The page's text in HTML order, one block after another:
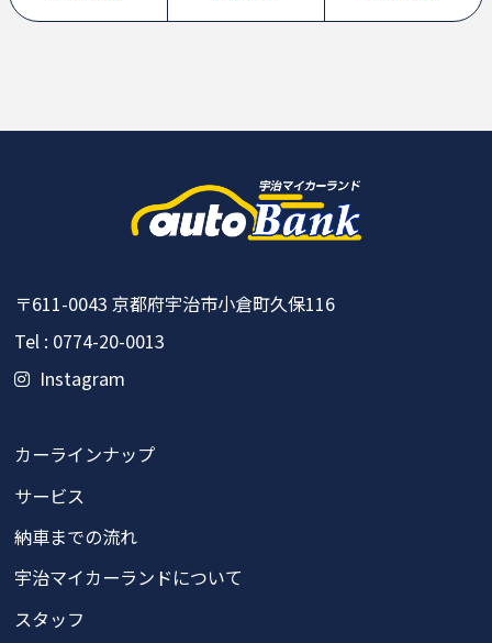
〒611-0043京都府宇治市小倉町久保116
Tel : 0774-20-0013
Instagram
カーラインナップ
サービス
納車までの流れ
宇治マイカーランドについて
スタッフ